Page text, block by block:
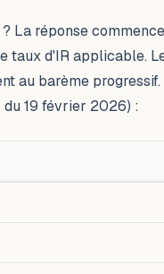
La réponse
d'IR applicable.
au barème
19 février 2026) :